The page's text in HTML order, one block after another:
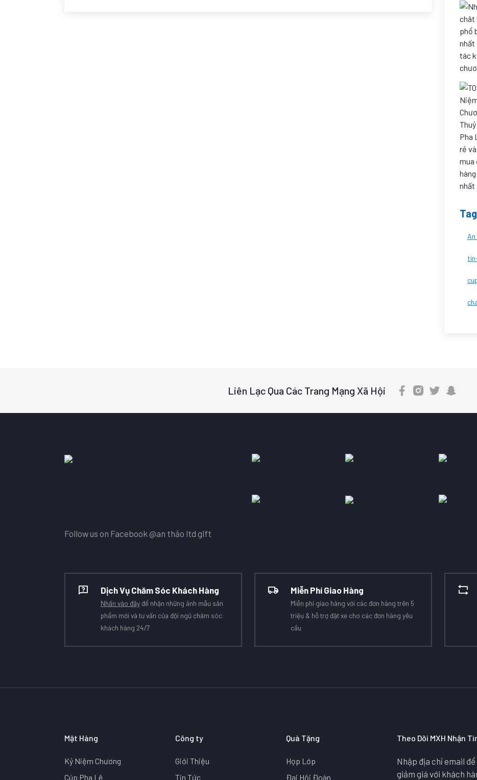
An
Liên Lạc Qua Các Trang Mạng Xã Hội
Follow us on Facebook @an thảo ltd gift
Dịch Vụ Chăm Sóc Khách Hàng
Nhấn vào đây để nhận những ảnh mẫu sản
phẩm mới và tư vấn của đội ngũ chăm sóc
khách hàng 24/7
Miễn Phí Giao Hàng
Miễn phí giao hàng với các đơn hàng trên 5
triệu & hỗ trợ đặt xe cho các đơn hàng yêu
cầu
Mặt Hàng
Kỷ Niệm Chương
Cúp Pha Lê
Công ty
Giới Thiệu
Tin Tức
Quà Tặng
Họp Lớp
Đại Hội Đoàn
Theo Dõi MXH Nhận
Nhập địa chỉ email
giảm giá với khách